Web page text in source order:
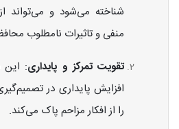
شناخته می‌شود و می‌تواند
منفی و تاثیرات نامطلوب
تقویت تمرکز و پایداری: این
افزایش پایداری در
را از افکار مزاحم پاک می‌کند.